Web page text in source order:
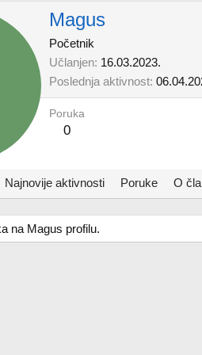
Magus
Početnik
Učlanjen 16.03.2023.
Poslednja aktivnost
Poruka
0
Najnovije aktivnosti Poruke O
na Magus profilu.